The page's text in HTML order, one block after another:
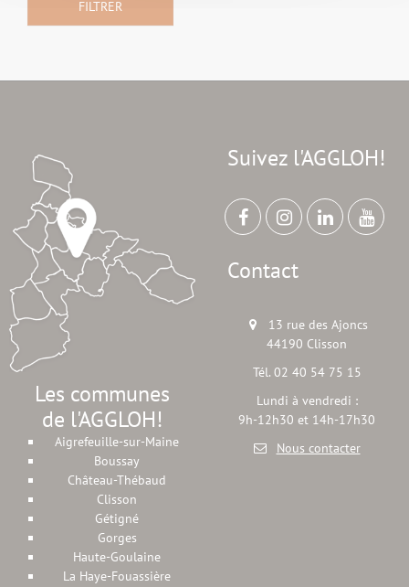
Les communes
de l'AGGLOH!
Aigrefeuille-sur-Maine
Boussay
Château-Thébaud
Clisson
Gétigné
Gorges
Haute-Goulaine
La Haye-Fouassière
Suivez l'AGGLOH!
Contact
13 rue des Ajoncs
44190 Clisson
Tél. 02 40 54 75 15
Lundi à vendredi :
9h-12h30 et 14h-17h30
Nous contacter